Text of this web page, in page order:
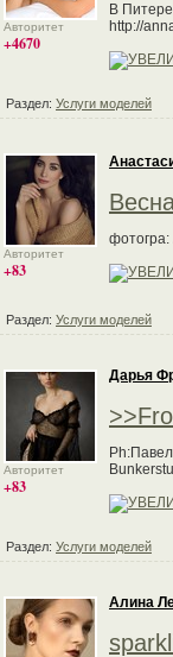
Авторитет
+4670
В
http://
Раздел: Услуги моделей
Авторитет
+83
фотогра:
Раздел: Услуги моделей
Авторитет
+83
Дарья
Раздел: Услуги моделей
Алина